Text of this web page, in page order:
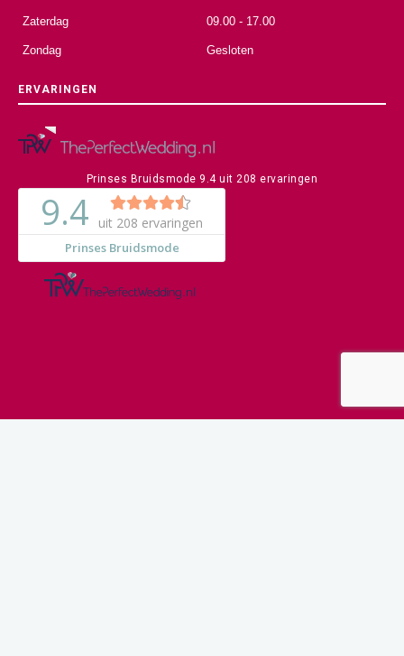
Zaterdag 09.00 - 17.00
Zondag Gesloten
ERVARINGEN
Prinses Bruidsmode 9.4uit 208 ervaringen